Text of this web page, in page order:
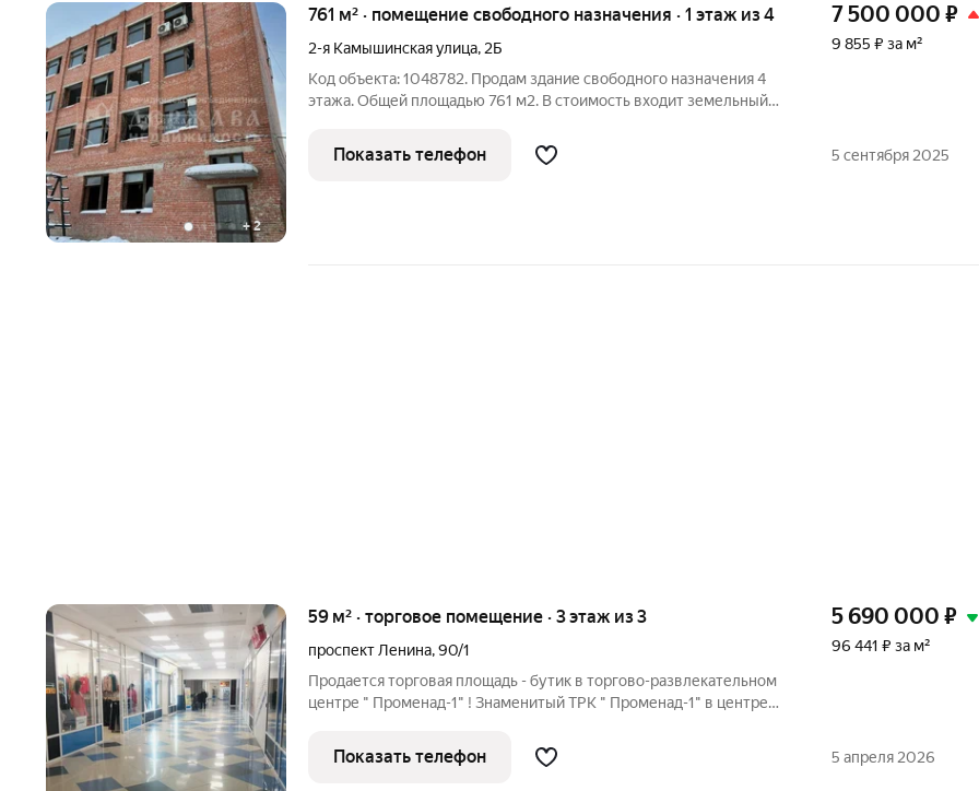
+2
761 м² · помещение свободного назначения · 1 этаж из 4
2-я Камышинская улица, 2Б
Код объекта: 1048782. Продам здание свободного назначения 4
этажа. Общей площадью 761 м2. В стоимость входит земельный
765 м2 все в собственности. Здание находится на территории
базы ДЭК. На
7 500 000 ₽
9 855 ₽ за м²
Показать телефон 5 сентября 2025
59 м² · торговое помещение · 3 этаж из 3
проспект Ленина,90/1
Продается торговая площадь - бутик в торгово-развлекательном
центре " Променад-1" ! Знаменитый ТРК " Променад-1" в центре
очень перспективном и активном месте города. Очень удобные и
5 690 000 ₽
96 441 ₽ за м²
Показать телефон 5 апреля 2026